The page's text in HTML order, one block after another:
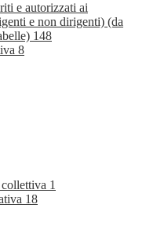
e autorizzati ai
e non dirigenti) (da
148
8
1
18